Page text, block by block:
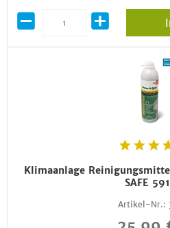
Klimaanlage
SAFE
Artikel-Nr.: